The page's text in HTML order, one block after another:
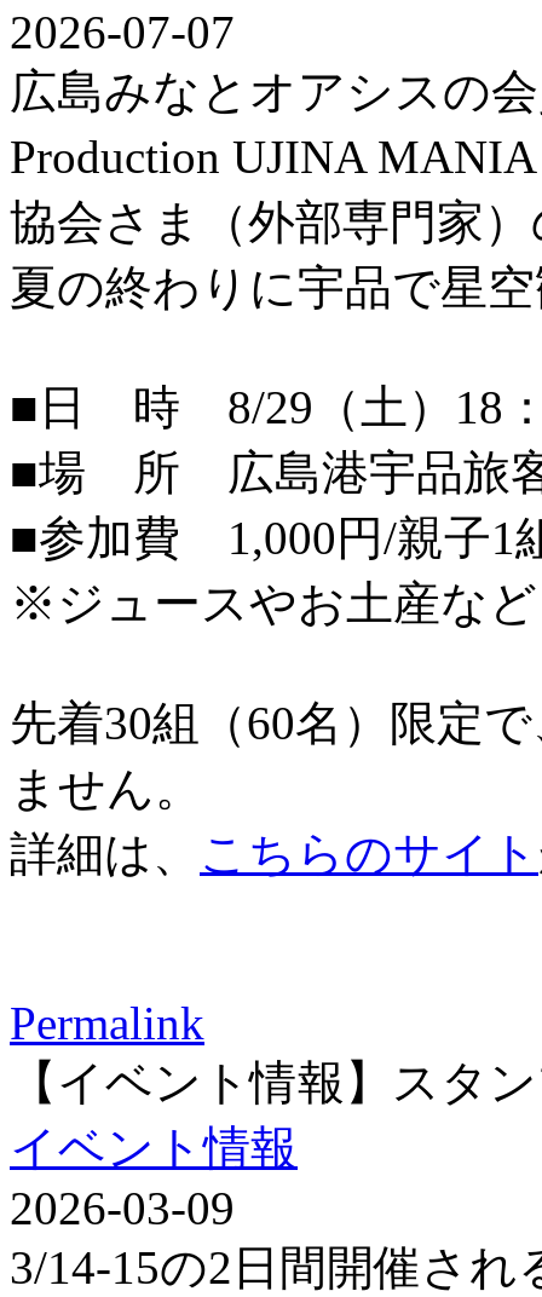
2026-07-07
広島みなとオアシスの
Production UJINA
協会さま（外部専門家
夏の終わりに宇品で星
■日 時 8/29（土）18
■場 所 広島港宇品旅
■参加費 1,000円/親子1
※ジュースやお土産な
先着30組（60名）限定
ません。
詳細は、 こちらのサイト
Permalink
【イベント情報】スタ
イベント情報
2026-03-09
3/14-15の2日間開催さ